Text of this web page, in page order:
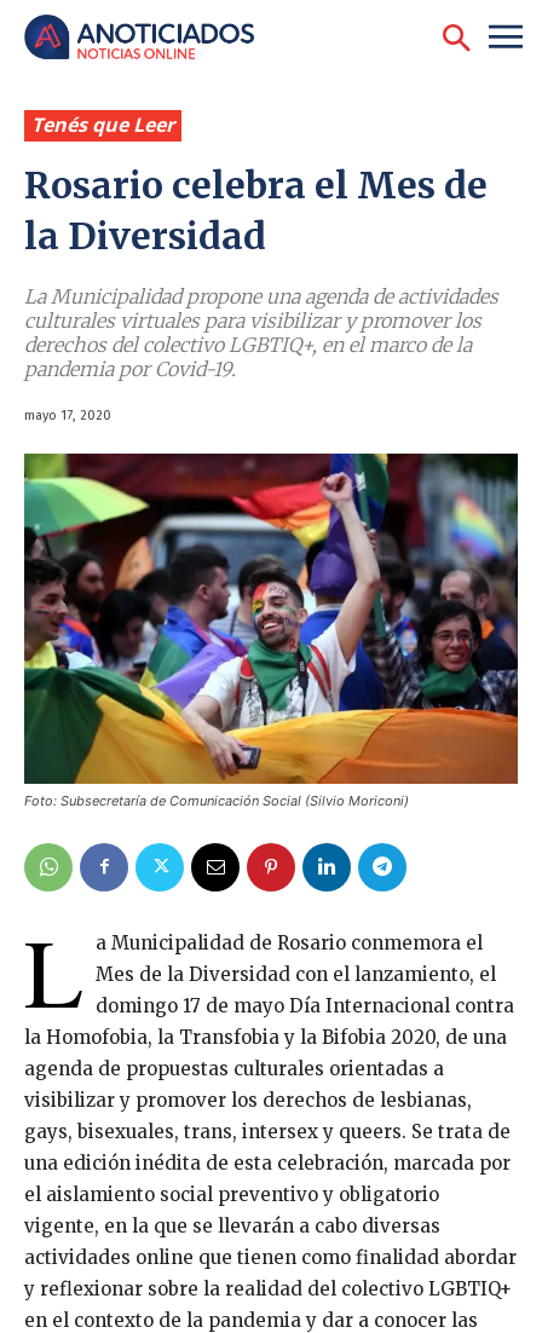
Tenés que Leer
Rosario celebra el Mes de
la Diversidad
La Municipalidad propone una agenda de actividades
culturales virtuales para visibilizar y promover los
derechos del colectivo LGBTIQ+, en el marco de la
pandemia por Covid-19.
mayo 17, 2020
Foto: Subsecretaría de Comunicación Social (Silvio Moriconi)
L
a Municipalidad de Rosario conmemora el
Mes de la Diversidad con el lanzamiento, el
domingo 17 de mayo Día Internacional contra
la Homofobia, la Transfobia y la Bifobia 2020, de una
agenda de propuestas culturales orientadas a
visibilizar y promover los derechos de lesbianas,
gays, bisexuales, trans, intersex y queers. Se trata de
una edición inédita de esta celebración, marcada por
el aislamiento social preventivo y obligatorio
vigente, en la que se llevarán a cabo diversas
actividades online que tienen como finalidad abordar
y reflexionar sobre la realidad del colectivo LGBTIQ+
en el contexto de la pandemia y dar a conocer las